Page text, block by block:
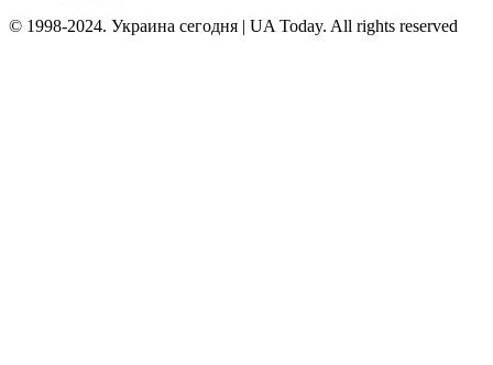
© 1998-2024. Украина сегодня | UA Today. All rights reserved